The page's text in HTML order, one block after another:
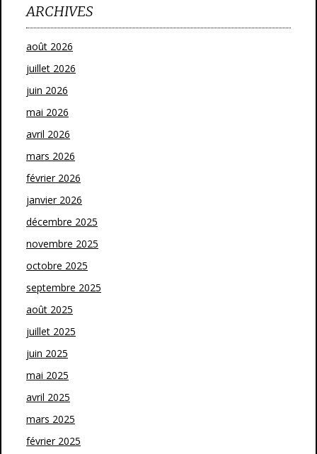
ARCHIVES
août 2026
juillet 2026
juin 2026
mai 2026
avril 2026
mars 2026
février 2026
janvier 2026
décembre 2025
novembre 2025
octobre 2025
septembre 2025
août 2025
juillet 2025
juin 2025
mai 2025
avril 2025
mars 2025
février 2025